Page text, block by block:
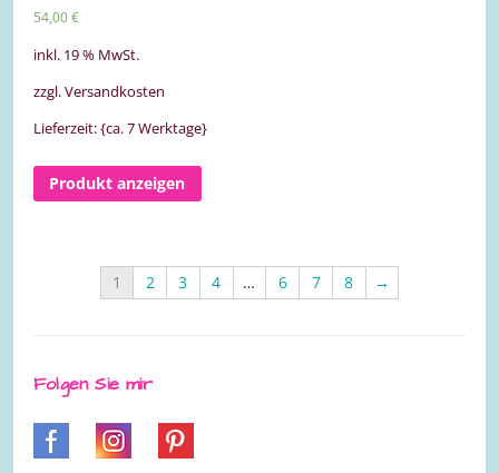
54,00€
inkl. 19 % MwSt.
zzgl. Versandkosten
Lieferzeit: {ca. 7 Werktage}
Produkt anzeigen
1 2 3 4 … 6 7 8 →
Folgen Sie mir